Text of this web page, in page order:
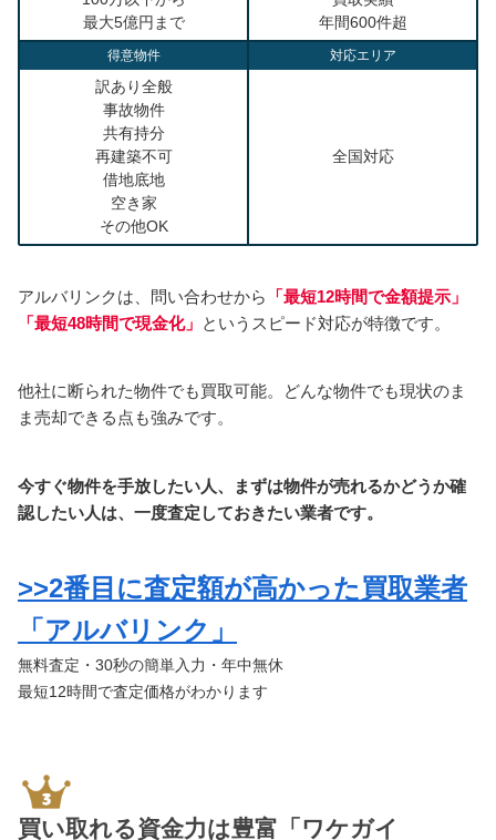
最大5億円まで
年間600件超
得意物件
訳あり全般
事故物件
共有持分
再建築不可
借地底地
空き家
その他OK
対応エリア
全国対応
アルバリンクは、問い合わせから
「最短12時間で金額提示」
「最短48時間で現金化」 というスピード対応が特徴です。
他社に断られた物件でも買取可能。どんな物件でも現状のま
ま売却できる点も強みです。
今すぐ物件を手放したい人、まずは物件が売れるかどうか確
認したい人は、一度査定しておきたい業者です。
>>2番目に査定額が高かった買取業者
「アルバリンク」
無料査定・30秒の簡単入力・年中無休
最短12時間で査定価格がわかります
買い取れる資金力は豊富「ワケガイ